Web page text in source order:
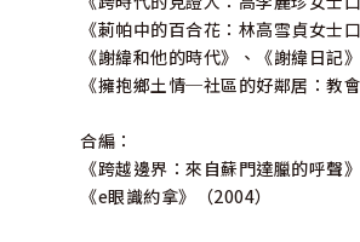
terian Church）從事牧養的工作，並參
事奉，期間也參與在東南亞許多地區（
緬甸、越南、泰國等）的短宣考察。
受聘擔任加拿大長老教會（PCC）
台灣基督長老教會第四任牧師，進入另
開始關注北美處境的宣教課題。
《莿帕中的百合花：林高雪貞女士口
《謝緯和他的時代》、《謝緯日記》
《擁抱鄉土情─社區的好鄰居：教會
合編：
《跨越邊界：來自蘇門達臘的呼聲》
《e眼識約拿》（2004）